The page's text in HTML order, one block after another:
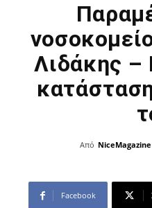
Λιδάκης –
Από NiceMagazine
Facebook